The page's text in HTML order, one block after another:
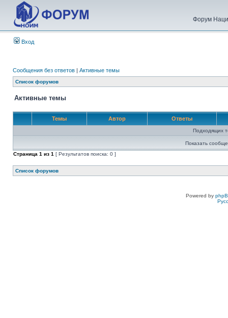
Форум
Вход
Сообщения без ответов | Активные темы
Список форумов
Активные темы
Темы Автор Ответы
Подходящих
Показать
Страница 1 из 1 [ Результатов поиска: 0 ]
Список форумов
Powered by